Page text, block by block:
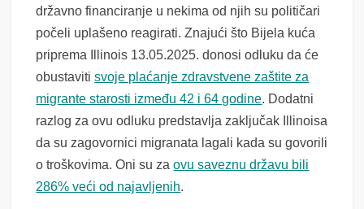
državno financiranje u nekima od njih su političari
počeli uplašeno reagirati. Znajući što Bijela kuća
priprema Illinois 13.05.2025. donosi odluku da će
obustavitisvoje plaćanje zdravstvene zaštite za
migrante starosti između 42 i 64 godine. Dodatni
razlog za ovu odluku predstavlja zaključak Illinoisa
da su zagovornici migranata lagali kada su govorili
o troškovima. Oni su zaovu saveznu državu bili
286% veći od najavljenih.